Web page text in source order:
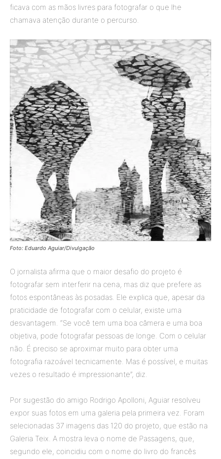
ficava com as mãos livres para fotografar o que lhe
chamava atenção durante o percurso.
Foto: Eduardo Aguiar/Divulgação
O jornalista afirma que o maior desafio do projeto é
fotografar sem interferir na cena, mas diz que prefere as
fotos espontâneas às posadas. Ele explica que, apesar da
praticidade de fotografar com o celular, existe uma
desvantagem. “Se você tem uma boa câmera e uma boa
objetiva, pode fotografar pessoas de longe. Com o celular
não. É preciso se aproximar muito para obter uma
fotografia razoável tecnicamente. Mas é possível, e muitas
vezes o resultado é impressionante”, diz.
Por sugestão do amigo Rodrigo Apolloni, Aguiar resolveu
expor suas fotos em uma galeria pela primeira vez. Foram
selecionadas 37 imagens das 120 do projeto, que estão na
Galeria Teix. A mostra leva o nome de Passagens, que,
segundo ele, coincidiu com o nome do livro do francês